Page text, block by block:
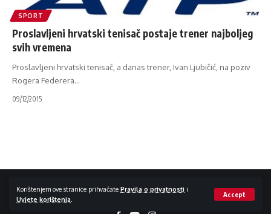
Korištenjem ove stranice prihvaćate Pravila o privatnosti i
Uvjete korištenja
Accept
SPORT
Proslavljeni hrvatski tenisač postaje trener najboljeg
svih vremena
Proslavljeni hrvatski tenisač, a danas trener, Ivan Ljubičić, na poziv
Rogera Federera…
09/12/2015